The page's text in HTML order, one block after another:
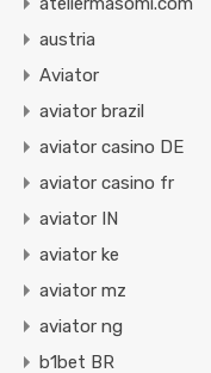
austria
Aviator
aviator brazil
aviator casino DE
aviator casino fr
aviator IN
aviator ke
aviator mz
aviator ng
b1bet BR